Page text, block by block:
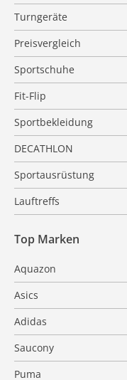
Turngeräte
Preisvergleich
Sportschuhe
Fit-Flip
Sportbekleidung
DECATHLON
Sportausrüstung
Lauftreffs
Top Marken
Aquazon
Asics
Adidas
Saucony
Puma